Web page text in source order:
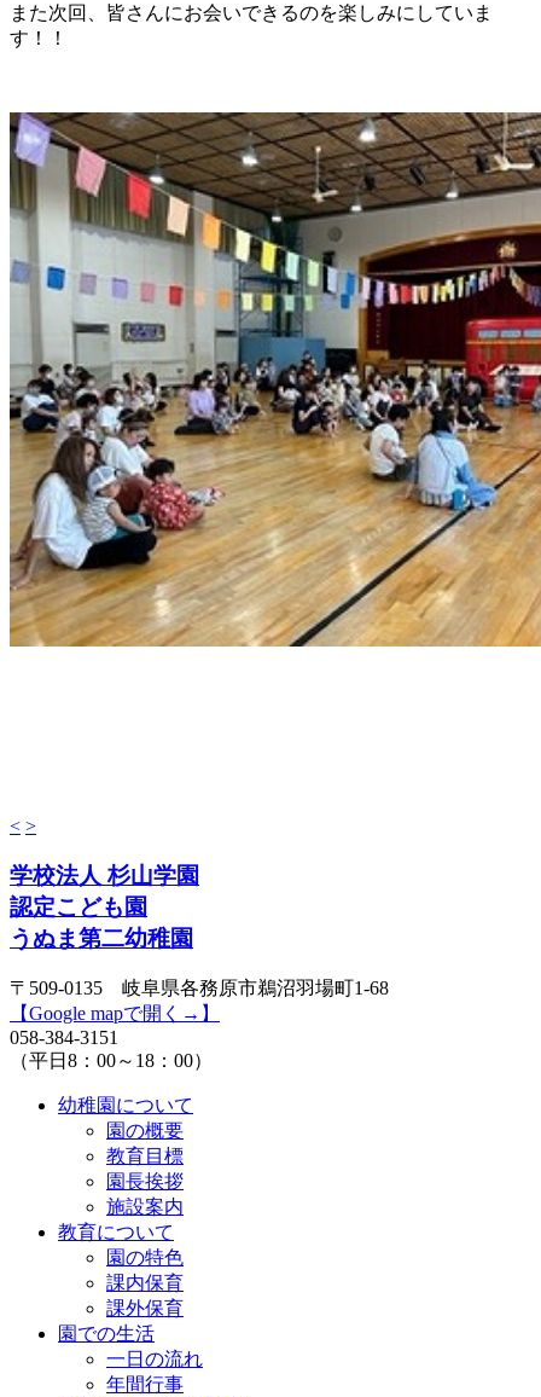
また次回、皆さんにお会いできるのを楽しみにしていま
す！！
< >
学校法人 杉山学園
認定こども園
うぬま第二幼稚園
〒509-0135 岐阜県各務原市鵜沼羽場町1-68
【Google mapで開く→】
058-384-3151
（平日8：00～18：00）
幼稚園について
園の概要
教育目標
園長挨拶
施設案内
教育について
園の特色
課内保育
課外保育
園での生活
一日の流れ
年間行事